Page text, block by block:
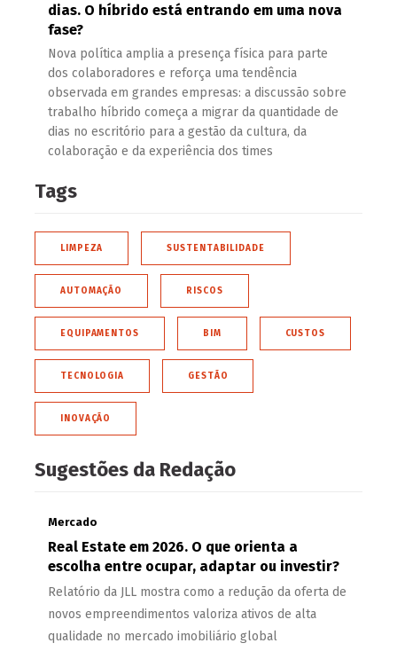
dias. O híbrido está entrando em uma nova
fase?
Nova política amplia a presença física para parte
dos colaboradores e reforça uma tendência
observada em grandes empresas: a discussão sobre
trabalho híbrido começa a migrar da quantidade de
dias no escritório para a gestão da cultura, da
colaboração e da experiência dos times
Tags
LIMPEZA SUSTENTABILIDADE
AUTOMAÇÃO RISCOS
EQUIPAMENTOS BIM CUSTOS
TECNOLOGIA GESTÃO
INOVAÇÃO
Sugestões da Redação
Mercado
Real Estate em 2026. O que orienta a
escolha entre ocupar, adaptar ou investir?
Relatório da JLL mostra como a redução da oferta de
novos empreendimentos valoriza ativos de alta
qualidade no mercado imobiliário global